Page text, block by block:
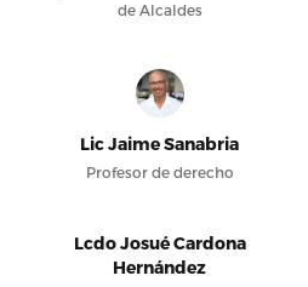
de Alcaldes
Lic Jaime Sanabria
Profesor de derecho
Lcdo Josué Cardona
Hernández